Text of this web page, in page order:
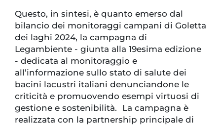
Questo, in sintesi, è quanto emerso dal
bilancio dei monitoraggi campani di Goletta
dei laghi 2024, la campagna di
Legambiente - giunta alla 19esima edizione
- dedicata al monitoraggio e
all’informazione sullo stato di salute dei
bacini lacustri italiani denunciandone le
criticità e promuovendo esempi virtuosi di
gestione e sostenibilità. La campagna è
realizzata con la partnership principale di